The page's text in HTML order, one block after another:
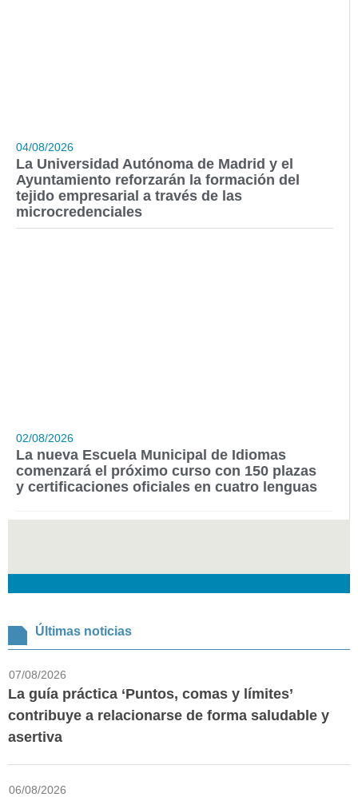
04/08/2026
La Universidad Autónoma de Madrid y el
Ayuntamiento reforzarán la formación del
tejido empresarial a través de las
microcredenciales
02/08/2026
La nueva Escuela Municipal de Idiomas
comenzará el próximo curso con 150 plazas
y certificaciones oficiales en cuatro lenguas
Últimas noticias
07/08/2026
La guía práctica ‘Puntos, comas y límites’
contribuye a relacionarse de forma saludable y
asertiva
06/08/2026